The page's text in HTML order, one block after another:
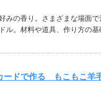
みの香り。さまざまな場面で
ル。材料や道具、作り方の基
ードで作る もこもこ羊